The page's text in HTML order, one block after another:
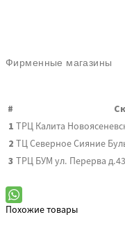
Фирменные магазины
#
1 ТРЦ Калита
2 ТЦ Северное Сияние
3 ТРЦ БУМ ул. Перерва
Похожие товары